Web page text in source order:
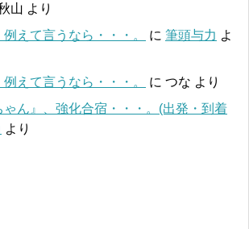
山 より
えて言うなら・・・。
に 筆頭与力 よ
えて言うなら・・・。
に つな より
ゃん』、強化合宿・・・。(出発・到着
より